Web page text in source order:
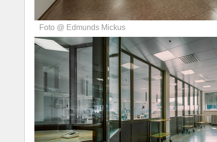
Foto @ Edmunds Mickus